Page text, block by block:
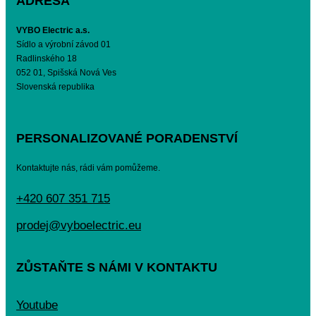
VYBO Electric a.s.
Sídlo a výrobní závod 01
Radlinského 18
052 01, Spišská Nová Ves
Slovenská republika
PERSONALIZOVANÉ PORADENSTVÍ
Kontaktujte nás, rádi vám pomůžeme.
+420 607 351 715
prodej@vyboelectric.eu
ZŮSTAŇTE S NÁMI V KONTAKTU
Youtube